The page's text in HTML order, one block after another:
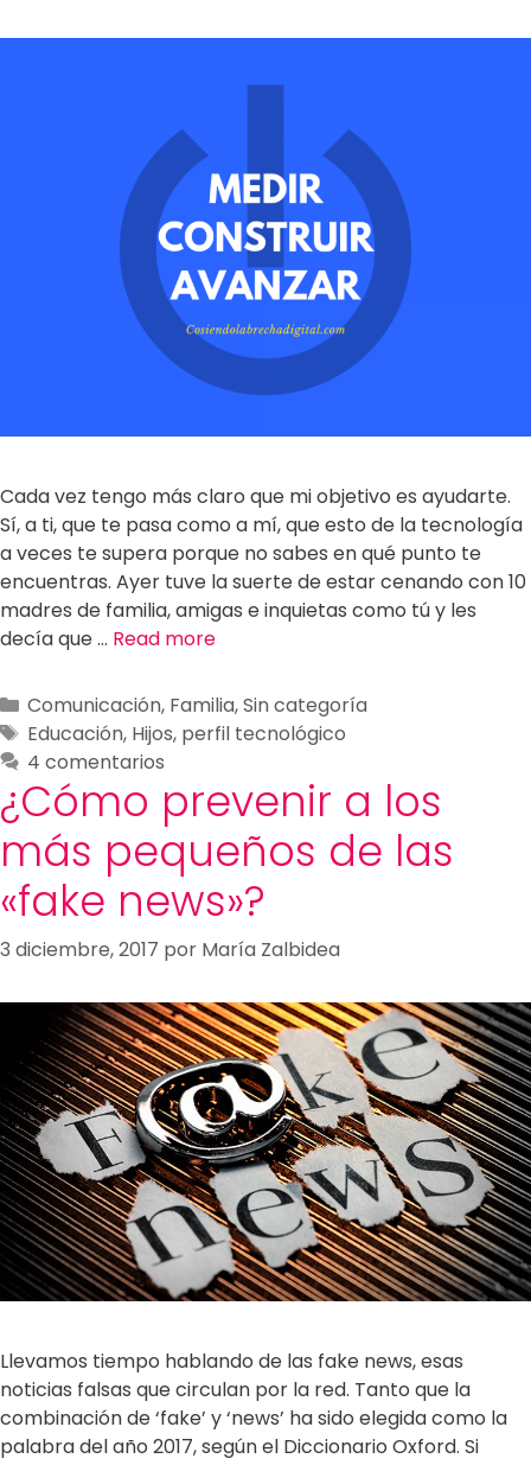
Cada vez tengo más claro que mi objetivo es ayudarte.
Sí, a ti, que te pasa como a mí, que esto de la tecnología
a veces te supera porque no sabes en qué punto te
encuentras. Ayer tuve la suerte de estar cenando con 10
madres de familia, amigas e inquietas como tú y les
decía que … Read more
Comunicación, Familia,Sin categoría
Educación, Hijos, perfil tecnológico
4 comentarios
¿Cómo prevenir a los
más pequeños de las
«fake news»?
3 diciembre, 2017 por María Zalbidea
Llevamos tiempo hablando de las fake news, esas
noticias falsas que circulan por la red. Tanto que la
combinación de ‘fake’ y ‘news’ ha sido elegida como la
palabra del año 2017, según el Diccionario Oxford. Si